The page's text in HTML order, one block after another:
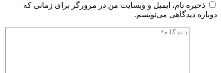
ذخیره نام، ایمیل و وبسایت من در مرورگر برای زمانی که
دوباره دیدگاهی می‌نویسم.